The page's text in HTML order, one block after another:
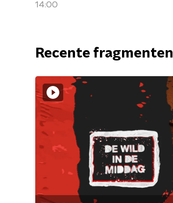
14:00
Recente fragmenten